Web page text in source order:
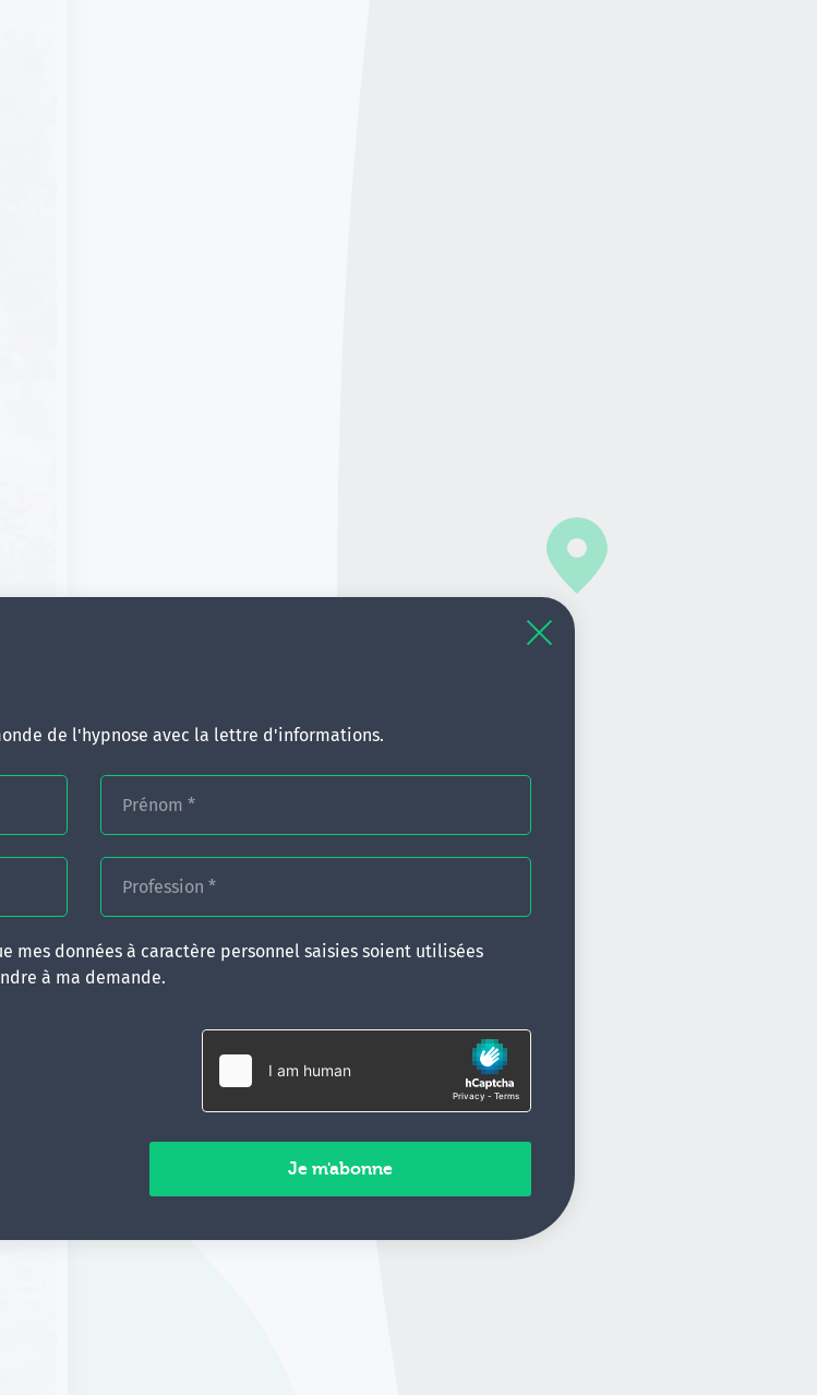
de l'hypnose avec la lettre d'informations.
Prénom *
Profession *
mes données à caractère personnel saisies soient utilisées
à ma demande.